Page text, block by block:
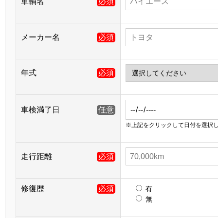
メーカー名 必須
年式 必須
車検満了日 任意
※上記をクリックして日付を選択し
走行距離 必須
修復歴 必須
有
無